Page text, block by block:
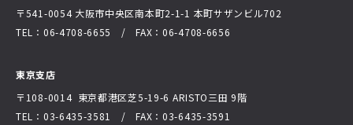
〒541-0054 大阪市中央区南本町2-1-1 本町サザンビル702
TEL：06-4708-6655 / FAX：06-4708-6656
東京支店
〒108-0014 東京都港区芝5-19-6 ARISTO三田 9階
TEL：03-6435-3581 / FAX：03-6435-3591